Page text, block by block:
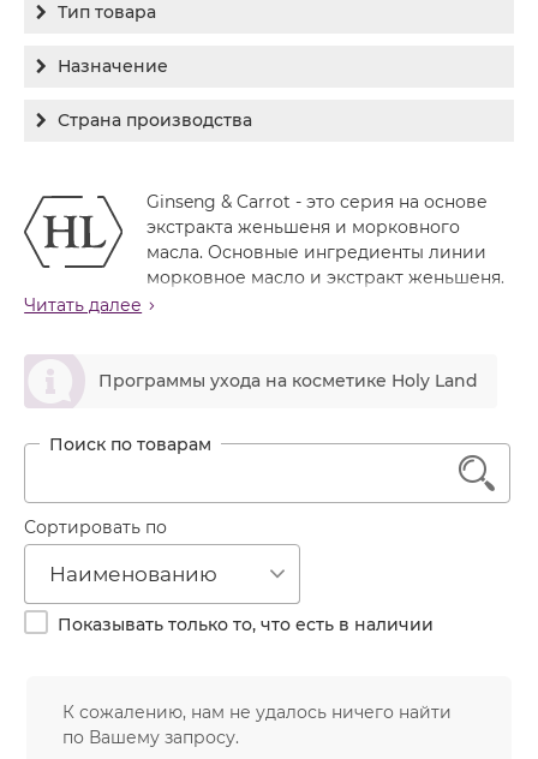
Тип товара
Бальзам
Концентрат
Крем солнцезащитный
Крем тональный
Мусс
Мыло
Набор косметики
Пудра
Шампунь
Назначение
Гиперпигментация
Заживление
Лечение акне
Обновление кожи
Очищение
Против морщин
Увлажнение
Страна производства
Канада
Россия
Ginseng & Carrot - это серия на основе
экстракта женьшеня и морковного
масла. Основные ингредиенты линии
морковное масло и экстракт женьшеня.
Препараты линии способствуют повышению
окружающей среды, обладают обновляющим,
антиоксидантным, адаптогенным действиями.
Морковное масло
А, B, C, D, E) и до 80% олеиновой кислоты, повышает
эластичность кожи, смягчает обезвоженную, сухую
регенерирующим действием.
Экстракт женьшеня
защищает кожу от
обезвоживания, регулирует уровень влаги, улучшает
регенерацию клеток, обладает питательными
свойствами, усиливает циркуляцию крови, содержит
масла, пектин, пептиды, слизи, смолы, свободные
аминокислоты, микро- и макроэлементы.
Читать далее
ဆ Программы ухода на косметике Holy Land
1
Сортировать по
Наименованию
Показывать только то, что есть в наличии
К сожалению, нам не удалось ничего найти
по Вашему запросу.